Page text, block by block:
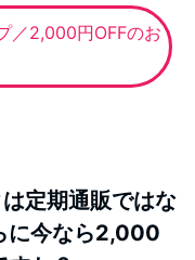
／2,000円OFFのお
定期通販ではな
に今なら2,000